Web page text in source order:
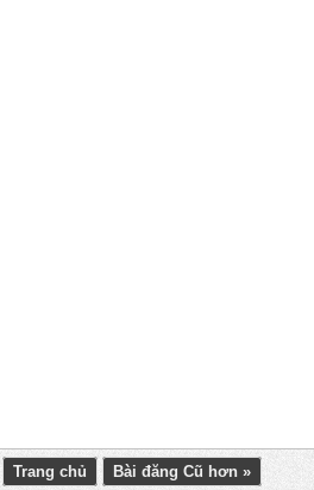
Trang chủ Bài đăng Cũ hơn »